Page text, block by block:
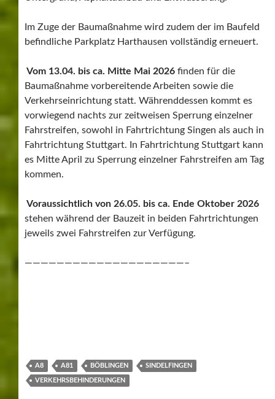
Im Zuge der Baumaßnahme wird zudem der im Baufeld
befindliche Parkplatz Harthausen vollständig erneuert.
Vom 13.04. bis ca. Mitte Mai 2026 finden für die
Baumaßnahme vorbereitende Arbeiten sowie die
Verkehrseinrichtung statt. Währenddessen kommt es
vorwiegend nachts zur zeitweisen Sperrung einzelner
Fahrstreifen, sowohl in Fahrtrichtung Singen als auch in
Fahrtrichtung Stuttgart. In Fahrtrichtung Stuttgart kann
es Mitte April zu Sperrung einzelner Fahrstreifen am Tag
kommen.
Voraussichtlich von 26.05. bis ca. Ende Oktober 2026
stehen während der Bauzeit in beiden Fahrtrichtungen
jeweils zwei Fahrstreifen zur Verfügung.
————————————————————–
A8 A81 BÖBLINGEN SINDELFINGEN
VERKEHRSBEHINDERUNGEN